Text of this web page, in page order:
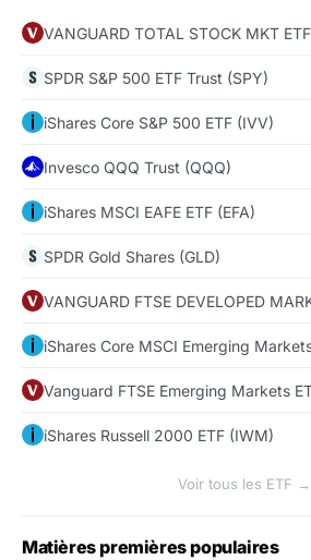
VANGUARD TOTAL STOCK MKT
SPDR S&P 500 ETF Trust (SPY)
iShares Core S&P 500 ETF (IVV)
Invesco QQQ Trust (QQQ)
iShares MSCI EAFE ETF (EFA)
SPDR Gold Shares (GLD)
VANGUARD FTSE DEVELOPED
iShares Core MSCI Emerging
Vanguard FTSE Emerging Markets
iShares Russell 2000 ETF (IWM)
Voir tous les ETF →
Matières premières populaires